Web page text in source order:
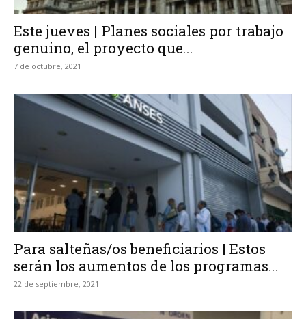
Este jueves | Planes sociales por trabajo
genuino, el proyecto que...
7 de octubre, 2021
Para salteñas/os beneficiarios | Estos
serán los aumentos de los programas...
22 de septiembre, 2021